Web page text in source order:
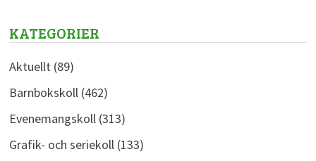
KATEGORIER
Aktuellt(89)
Barnbokskoll(462)
Evenemangskoll(313)
Grafik- och seriekoll(133)